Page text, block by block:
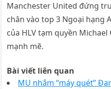
Manchester United đứng
chân vào top 3 Ngoại hạng
của HLV tạm quyền
mạnh mẽ.
Bài viết liên quan
MU nhắm “máy quét”